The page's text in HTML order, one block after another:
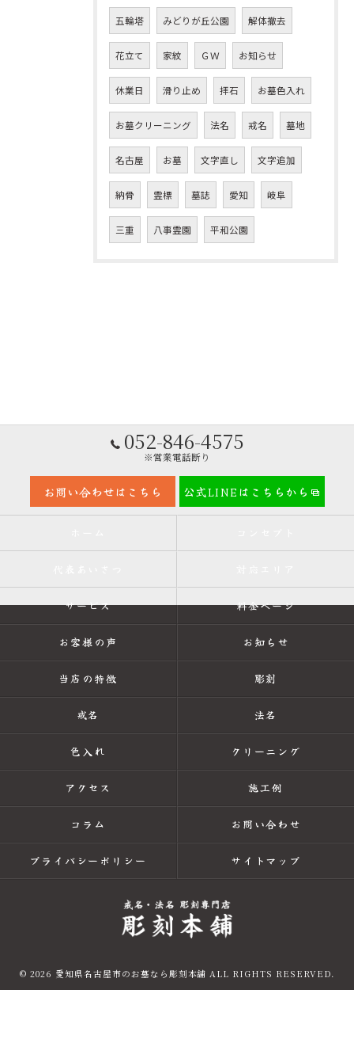
五輪塔 みどりが丘公園 解体撤去
花立て 家紋 ＧＷ お知らせ
休業日 滑り止め 拝石 お墓色入れ
お墓クリーニング 法名 戒名 墓地
名古屋 お墓 文字直し 文字追加
納骨 霊標 墓誌 愛知 岐阜
三重 八事霊園 平和公園
052-846-4575
※営業電話断り
お問い合わせはこちら 公式LINEはこちらから
サービス 料金ページ
お客様の声 お知らせ
当店の特徴 彫刻
戒名 法名
色入れ クリーニング
アクセス 施工例
コラム お問い合わせ
プライバシーポリシー サイトマップ
© 2026 愛知県名古屋市のお墓なら彫刻本舗 ALL RIGHTS RESERVED.